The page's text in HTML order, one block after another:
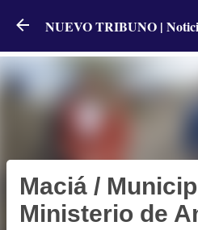
NUEVO TRIBUNO |
Maciá /
Ministerio de